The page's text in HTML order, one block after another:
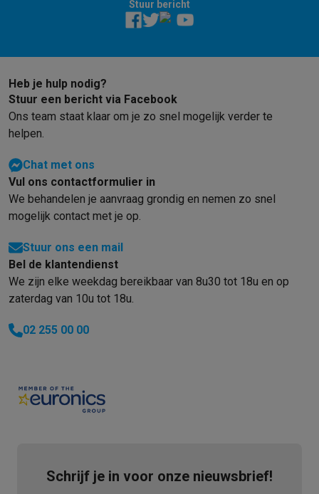
Alle soldendealsSolden op groot elektro
Deals van het moment
Betalingsmogelijkheden
Klantenservice Herstelling van je toestel
Groot elektro & inbouwVind jouw ideale wasmachineWelke
Klein elektro
Beeld & Geluid
Sport & Ontspanning
Hoe kies je een smartwatch?
Outlet
Alle outlet deals
Stuur bericht
Heb je hulp nodig?
Stuur een bericht via Facebook
Ons team staat klaar om je zo snel mogelijk verder te
helpen.
Chat met ons
Vul ons contactformulier in
We behandelen je aanvraag grondig en nemen zo snel
mogelijk contact met je op.
Stuur ons een mail
Bel de klantendienst
We zijn elke weekdag bereikbaar van 8u30 tot 18u en op
zaterdag van 10u tot 18u.
02 255 00 00
Schrijf je in voor onze nieuwsbrief!